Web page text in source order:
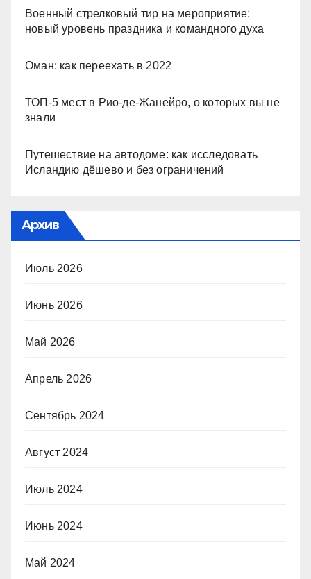
Военный стрелковый тир на мероприятие:
новый уровень праздника и командного духа
Оман: как переехать в 2022
ТОП-5 мест в Рио-де-Жанейро, о которых вы не
знали
Путешествие на автодоме: как исследовать
Исландию дёшево и без ограничений
Архив
Июль 2026
Июнь 2026
Май 2026
Апрель 2026
Сентябрь 2024
Август 2024
Июль 2024
Июнь 2024
Май 2024